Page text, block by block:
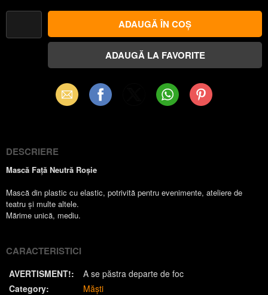
Email Facebook WhatsAppPinterest
DESCRIERE
Mască Față Neutră Roșie
Mască din plastic cu elastic, potrivită pentru evenimente, ateliere de
teatru și multe altele.
Mărime unică, mediu.
CARACTERISTICI
AVERTISMENT!:
A se păstra departe de foc
Category:
Măști